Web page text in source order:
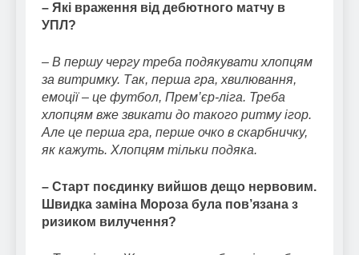
– Які враження від дебютного матчу в
УПЛ?
– В першу чергу треба подякувати хлопцям
за витримку. Так, перша гра, хвилювання,
емоції – це футбол, Прем’єр-ліга. Треба
хлопцям вже звикати до такого ритму ігор.
Але це перша гра, перше очко в скарбничку,
як кажуть. Хлопцям тільки подяка.
– Старт поєдинку вийшов дещо нервовим.
Швидка заміна Мороза була пов’язана з
ризиком вилучення?